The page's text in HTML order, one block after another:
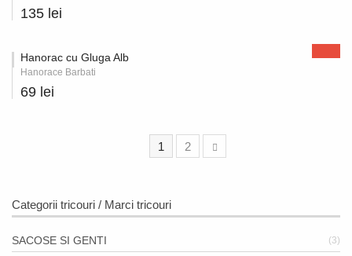
135 lei
Hanorac cu Gluga Alb
Hanorace Barbati
69 lei
1 2
Categorii tricouri / Marci tricouri
SACOSE SI GENTI (3)